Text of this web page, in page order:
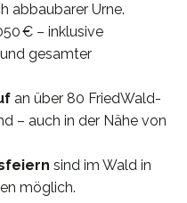
abbaubarer Urne.
€ – inklusive
gesamter
an über 80 FriedWald-
– auch in der Nähe von
sind im Wald in
möglich.